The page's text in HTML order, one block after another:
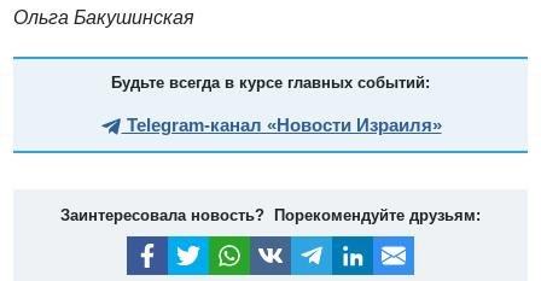
Ольга Бакушинская
Будьте всегда в курсе главных событий:
Telegram-канал «Новости Израиля»
Заинтересовала новость? Порекомендуйте друзьям: